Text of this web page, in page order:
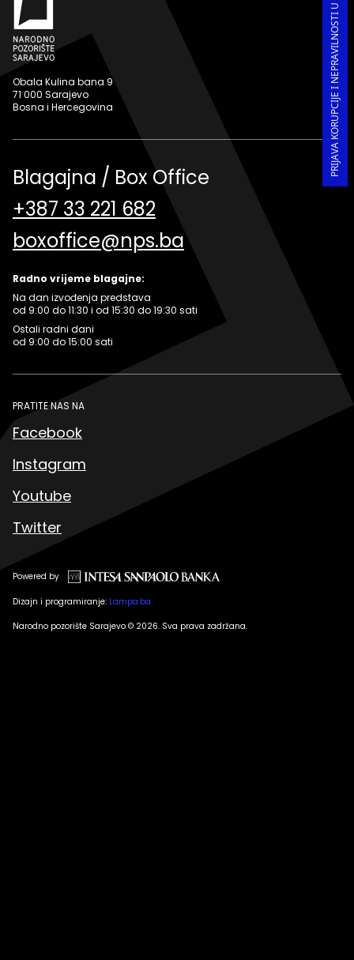
PRIJAVA KORUPCIJE I NEPRAVILNOSTI U RADU
Obala Kulina bana 9
71 000 Sarajevo
Bosna i Hercegovina
Blagajna / Box Office
+387 33 221 682
boxoffice@nps.ba
Radno vrijeme blagajne:
Na dan izvođenja predstava
od 9:00 do 11:30 i od 15:30 do 19:30 sati
Ostali radni dani
od 9:00 do 15:00 sati
PRATITE NAS NA
Facebook
Instagram
Youtube
Twitter
Powered by
Dizajn i programiranje: Lampa.ba
Narodno pozorište Sarajevo © 2026. Sva prava zadržana.